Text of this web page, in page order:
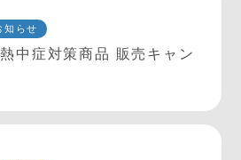
知らせ
中症対策商品 販売キャン